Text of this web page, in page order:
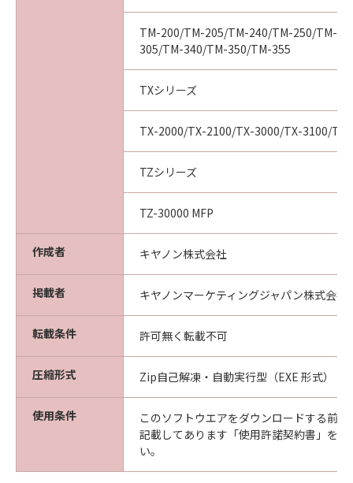
(1) 本契約は、お客様が「本ソフトウエア」を
インストールされた時点で発効し、下記(2)また
(2) お客様は、「本ソフトウエア」及びその複
製物のすべてを廃棄及び消去することにより、
(3) キヤノンは、お客様が本契約のいずれかの条
項に違反した場合、直ちに本契約を終了させる
(4) お客様は、上記(3)による本契約の終了後直
ちに、「本ソフトウエア」及びその複製物のす
べてを廃棄及び消去するものとします。
準拠法
本契約は、日本国法に準拠するものとします。
U.S. GOVERNMENT RESTRICTED RIGHTS
The Software is a "commercial item," as that
term is defined at 48 C.F.R. 2.101 (Oct 1995),
consisting of "commercial computer
software" and "commercial computer
software documentation," as such terms are
used in 48 C.F.R. 12.212 (Sept 1995).
Consistent with 48 C.F.R. 12.212 and 48 C.F.R.
227.7202-1 through 227.7202-4 (June 1995),
TM-200/TM-205/TM-240/TM-250/TM-
305/TM-340/TM-350/TM-355
TXシリーズ
TX-2000/TX-2100/TX-3000/TX-3100/
TZシリーズ
TZ-30000 MFP
作成者 キヤノン株式会社
掲載者 キヤノンマーケティングジャパン株式会社
転載条件 許可無く転載不可
圧縮形式 Zip自己解凍・自動実行型（EXE 形式）
使用条件
このソフトウエアをダウンロードする前
記載してあります「使用許諾契約書」を
い。